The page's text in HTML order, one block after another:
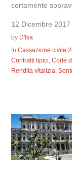
certamente
12 Dicembre 2017
by D'Isa
InCassazione civile
Contratti tipici ,Corte
Rendita vitalizia ,